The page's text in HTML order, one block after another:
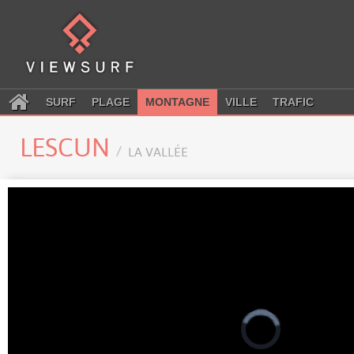
SURF PLAGE MONTAGNE VILLE TRAFIC
LESCUN LA VALLÉE